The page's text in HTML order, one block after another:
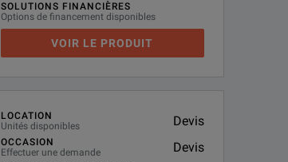
SOLUTIONS FINANCIÈRES
Options de financement disponibles
VOIR LE PRODUIT
LOCATION
Unités disponibles
Devis
OCCASION
Effectuer une demande
Devis